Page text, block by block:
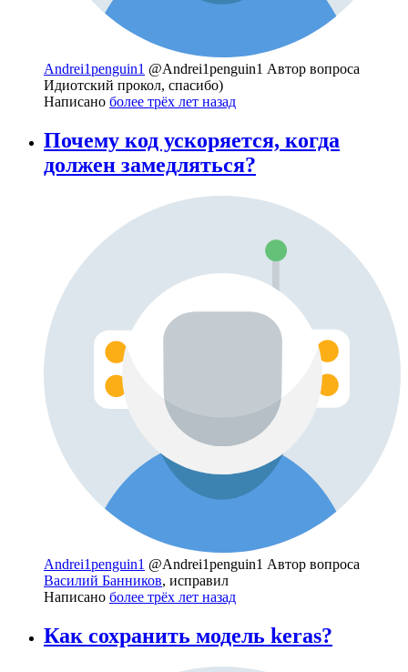
Andrei1penguin1 @Andrei1penguin1 Автор вопроса
Идиотский прокол, спасибо)
Написано более трёх лет назад
Почему код ускоряется, когда
должен замедляться?
Andrei1penguin1 @Andrei1penguin1 Автор вопроса
Василий Банников, исправил
Написано более трёх лет назад
Как сохранить модель keras?